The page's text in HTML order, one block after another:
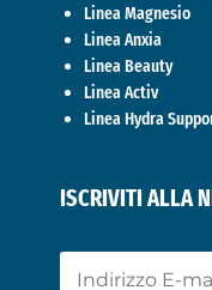
Linea Magnesio
Linea Anxia
Linea Beauty
Linea Activ
Linea Hydra
ISCRIVITI ALLA